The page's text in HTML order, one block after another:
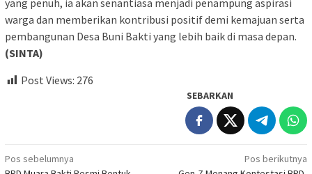
warga dan memberikan kontribusi positif demi kemajuan serta
pembangunan Desa Buni Bakti yang lebih baik di masa depan.
(SINTA)
Post Views: 276
SEBARKAN
Navigasi
Pos sebelumnya
Pos berikutnya